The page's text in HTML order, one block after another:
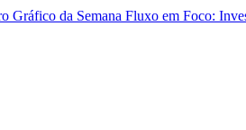
Gráfico da Semana Fluxo em Foco: